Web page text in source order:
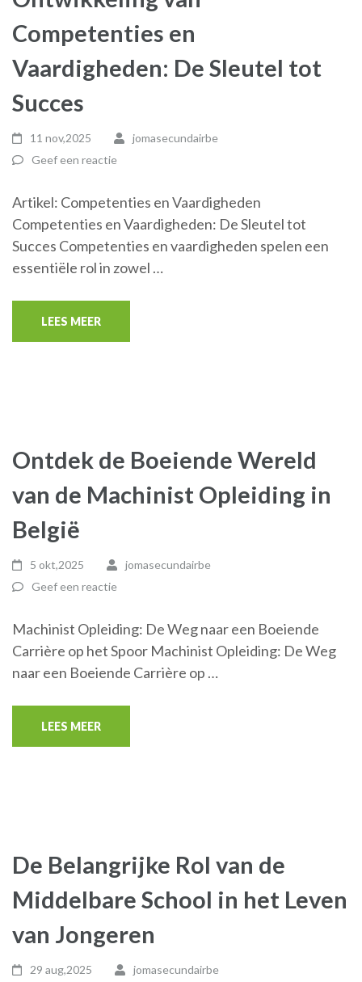
Competenties en
Vaardigheden: De Sleutel tot
Succes
11 nov,2025
jomasecundairbe
Geef een reactie
Artikel: Competenties en Vaardigheden
Competenties en Vaardigheden: De Sleutel tot
Succes Competenties en vaardigheden spelen een
essentiële rol in zowel …
LEES MEER
Ontdek de Boeiende Wereld
van de Machinist Opleiding in
België
5 okt,2025
jomasecundairbe
Geef een reactie
Machinist Opleiding: De Weg naar een Boeiende
Carrière op het Spoor Machinist Opleiding: De Weg
naar een Boeiende Carrière op …
LEES MEER
De Belangrijke Rol van de
Middelbare School in het Leven
van Jongeren
29 aug,2025 jomasecundairbe